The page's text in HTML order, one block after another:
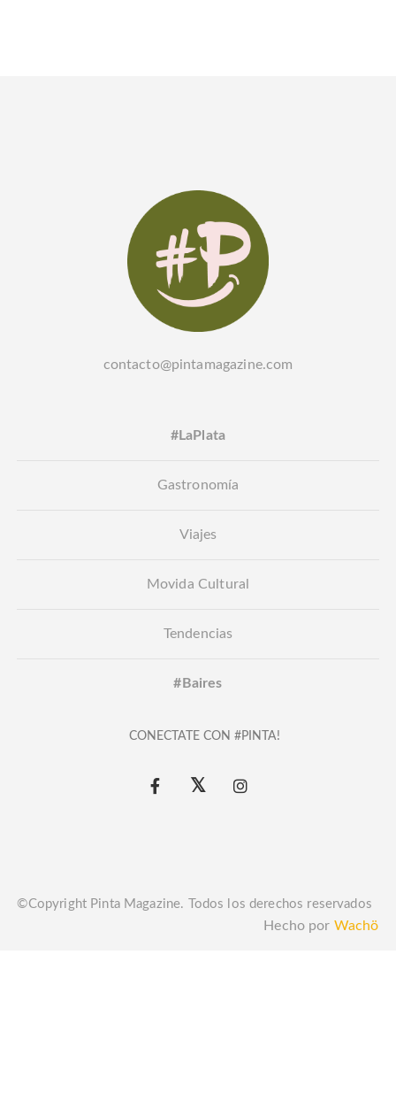
contacto@pintamagazine.com
#LaPlata
Gastronomía
Viajes
Movida Cultural
Tendencias
#Baires
CONECTATE CON #PINTA!
©Copyright Pinta Magazine. Todos los derechos reservados
Hecho por Wachö